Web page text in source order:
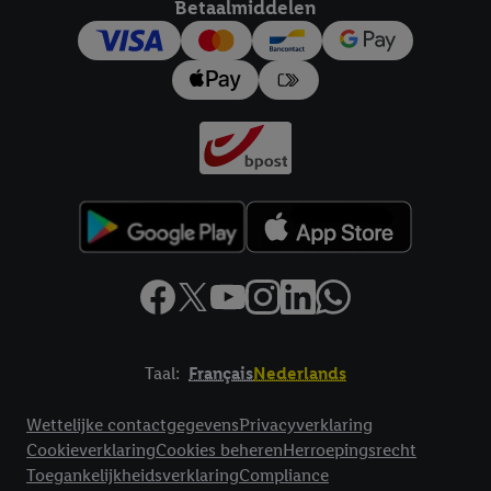
Betaalmiddelen
Taal: FrançaisNederlands
Wettelijke contactgegevensPrivacyverklaring
CookieverklaringCookies beherenHerroepingsrecht
ToegankelijkheidsverklaringCompliance
trekken, vindt u in onzeprivacyverklaring.Je vindt het
impressum hier.